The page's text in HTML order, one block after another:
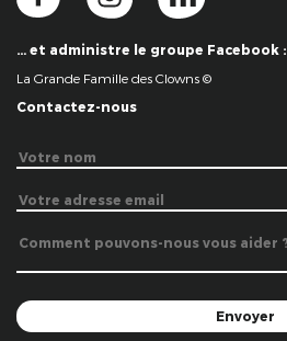
… et administre le groupe Facebook :
La Grande Famille des Clowns ©
Contactez-nous